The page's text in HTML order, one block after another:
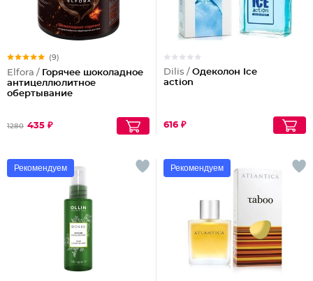
(9)
Elfora / Горячее шоколадное
антицеллюлитное
обертывание
1280 435 ₽
Dilis / Одеколон Ice
action
616 ₽
Рекомендуем Рекомендуем